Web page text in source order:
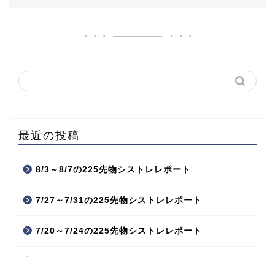
最近の投稿
8/3～8/7の225先物シストレレポート
7/27～7/31の225先物シストレレポート
7/20～7/24の225先物シストレレポート